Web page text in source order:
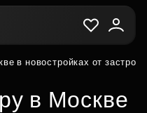
в новостройках от
в Москве